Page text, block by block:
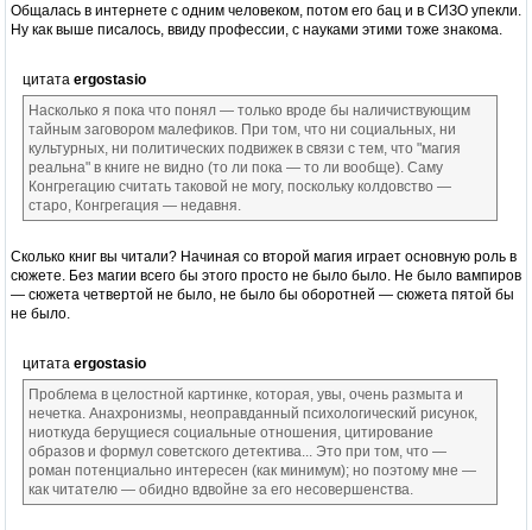
Общалась в интернете с одним человеком, потом его бац и в СИЗО упекли.
Ну как выше писалось, ввиду профессии, с науками этими тоже знакома.
цитата ergostasio
Насколько я пока что понял — только вроде бы наличиствующим
тайным заговором малефиков. При том, что ни социальных, ни
культурных, ни политических подвижек в связи с тем, что "магия
реальна" в книге не видно (то ли пока — то ли вообще). Саму
Конгрегацию считать таковой не могу, поскольку колдовство —
старо, Конгрегация — недавня.
Сколько книг вы читали? Начиная со второй магия играет основную роль в
сюжете. Без магии всего бы этого просто не было было. Не было вампиров
— сюжета четвертой не было, не было бы оборотней — сюжета пятой бы
не было.
цитата ergostasio
Проблема в целостной картинке, которая, увы, очень размыта и
нечетка. Анахронизмы, неоправданный психологический рисунок,
ниоткуда берущиеся социальные отношения, цитирование
образов и формул советского детектива... Это при том, что —
роман потенциально интересен (как минимум); но поэтому мне —
как читателю — обидно вдвойне за его несовершенства.